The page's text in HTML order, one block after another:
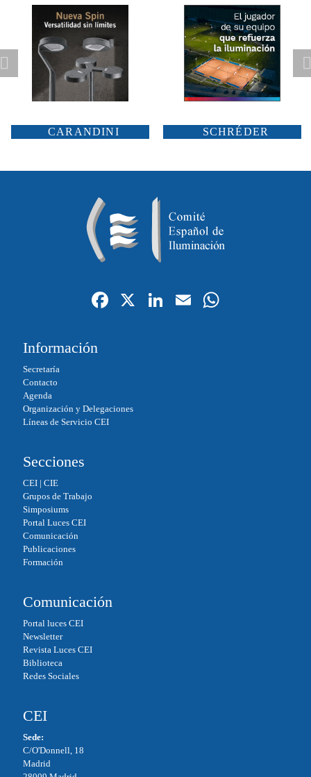
CARANDINI SCHRÉDER
Fa
X
Li
E
Información
Secretaría
Contacto
Agenda
Organización y Delegaciones
Líneas de Servicio CEI
Secciones
CEI| CIE
Grupos de Trabajo
Simposiums
Portal Luces CEI
Comunicación
Publicaciones
Formación
Comunicación
Portal luces CEI
Newsletter
Revista Luces CEI
Biblioteca
Redes Sociales
CEI
Sede:
C/O'Donnell, 18
Madrid